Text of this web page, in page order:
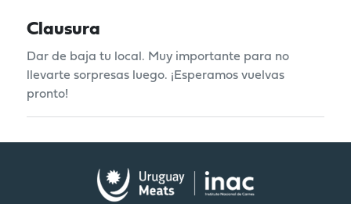
Clausura
Dar de baja tu local. Muy importante para no
llevarte sorpresas luego. ¡Esperamos vuelvas
pronto!